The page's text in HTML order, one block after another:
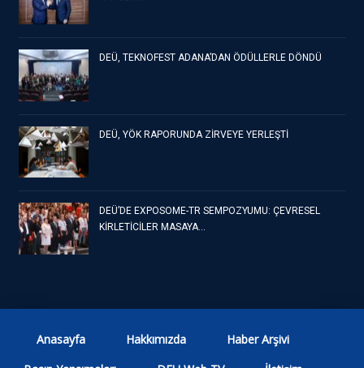
DEÜ, TEKNOFEST ADANA’DAN ÖDÜLLERLE DÖNDÜ
DEÜ, YÖK RAPORUNDA ZİRVEYE YERLEŞTİ
DEÜ’DE EXPOSOME-TR SEMPOZYUMU: ÇEVRESEL
KİRLETİCİLER MASAYA…
Anasayfa Hakkımızda
Haber Arşivi